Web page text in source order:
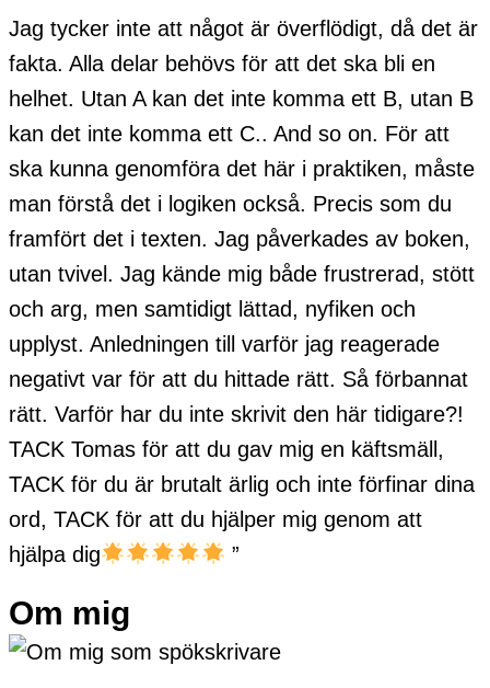
Jag tycker inte att något är överflödigt, då det är
fakta. Alla delar behövs för att det ska bli en
helhet. Utan A kan det inte komma ett B, utan B
kan det inte komma ett C.. And so on. För att
ska kunna genomföra det här i praktiken, måste
man förstå det i logiken också. Precis som du
framfört det i texten. Jag påverkades av boken,
utan tvivel. Jag kände mig både frustrerad, stött
och arg, men samtidigt lättad, nyfiken och
upplyst. Anledningen till varför jag reagerade
negativt var för att du hittade rätt. Så förbannat
rätt. Varför har du inte skrivit den här tidigare?!
TACK Tomas för att du gav mig en käftsmäll,
TACK för du är brutalt ärlig och inte förfinar dina
ord, TACK för att du hjälper mig genom att
hjälpa dig
”
Om mig